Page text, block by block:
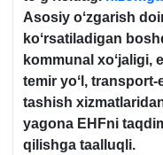
Asosiy oʻzgarish
koʻrsatiladigan
kommunal хoʻjaligi,
temir yoʻl,
tashish
yagona EHFni
qilishga taalluqli.